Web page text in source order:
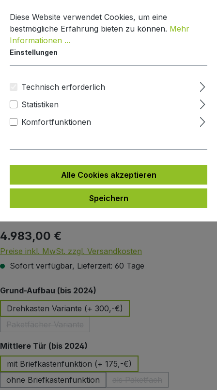
Paketkasten Classic Line
Mypaketkasten
Bildergalerie überspringen
Regulärer Preis:
4.983,00 €
Preise inkl. MwSt. zzgl. Versandkosten
Sofort verfügbar, Lieferzeit: 60 Tage
Grund-Aufbau (bis 2024)
Drehkasten Variante (+ 300,-€)
(Diese Option ist zurzeit nicht verfügbar.)
Mittlere Tür (bis 2024)
mit Briefkastenfunktion (+ 175,-€)
ohne Briefkastenfunktion
(Diese Option ist zurzeit
Diese Website verwendet Cookies, um eine
bestmögliche Erfahrung bieten zu können. Mehr
Informationen ...
Einstellungen
Technisch erforderlich
Statistiken
Komfortfunktionen
Alle Cookies akzeptieren
Speichern